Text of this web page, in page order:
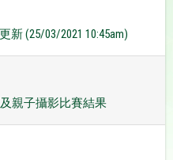
(25/03/2021 10:45am)
親子攝影比賽結果